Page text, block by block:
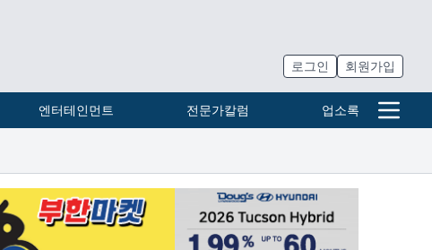
로그인 회원가입
엔터테인먼트 전문가칼럼 업소록